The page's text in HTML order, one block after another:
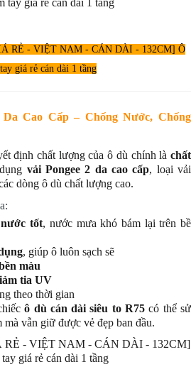
RẺ - VIỆT NAM - CÁN DÀI - 132CM] Ô
giá rẻ cán dài 1 tầng
Cao Cấp – Chống Nước, Chống
định chất lượng của ô dù chính là chất
vải Pongee 2 da cao cấp, loại vải
dòng ô dù chất lượng cao.
tốt, nước mưa khó bám lại trên bề
, giúp ô luôn sạch sẽ
màu
tia UV
theo thời gian
ô dù cán dài siêu to R75 có thể sử
vẫn giữ được vẻ đẹp ban đầu.